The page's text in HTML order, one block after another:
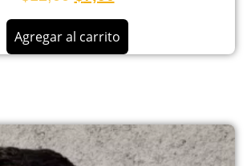
Agregar al carrito